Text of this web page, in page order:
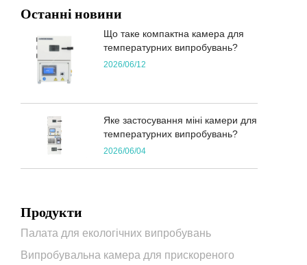
Останні новини
Що таке компактна камера для
температурних випробувань?
2026/06/12
Яке застосування міні камери для
температурних випробувань?
2026/06/04
Продукти
Палата для екологічних випробувань
Випробувальна камера для прискореного